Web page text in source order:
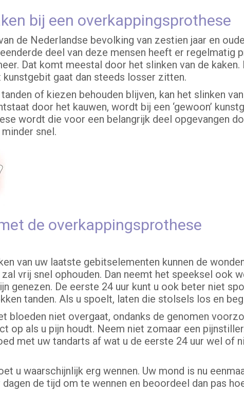
bij een overkappingsprothese
de Nederlandse bevolking van zestien jaar en
eenderde deel van deze mensen heeft er
Dat komt meestal door het slinken van de
kunstgebit gaat dan steeds losser zitten.
of kiezen behouden blijven, kan het slinken
door het kauwen, wordt bij een ‘gewoon’
wordt die voor een belangrijk deel opgevangen
snel.
de overkappingsprothese
van uw laatste gebitselementen kunnen de
vrij snel ophouden. Dan neemt het speeksel ook
genezen. De eerste 24 uur kunt u ook beter niet
tanden. Als u spoelt, laten die stolsels los en
bloeden niet overgaat, ondanks de genomen
op als u pijn houdt. Neem niet zomaar een
met uw tandarts af wat u de eerste 24 uur wel of
u waarschijnlijk erg wennen. Uw mond is nu
de tijd om te wennen en beoordeel dan pas